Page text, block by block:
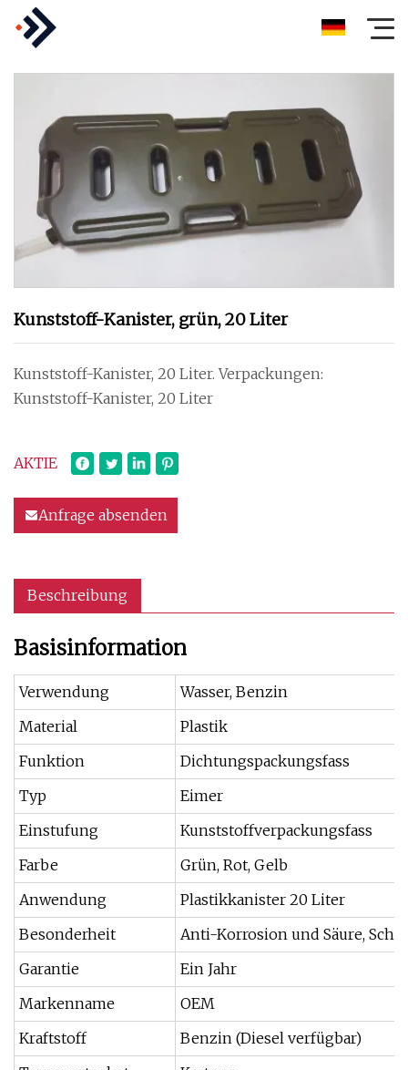
Kunststoff-Kanister, grün, 20 Liter
Kunststoff-Kanister, 20 Liter. Verpackungen:
Kunststoff-Kanister, 20 Liter
AKTIE
Anfrage absenden
Beschreibung
Basisinformation
Verwendung
Wasser, Benzin
Material
Plastik
Funktion
Dichtungspackungsfass
Typ
Eimer
Einstufung
Kunststoffverpackungsfass
Farbe
Grün, Rot, Gelb
Anwendung
Plastikkanister 20 Liter
Besonderheit
Anti-Korrosion und Säure,
Garantie
Ein Jahr
Markenname
OEM
Kraftstoff
Benzin (Diesel verfügbar)